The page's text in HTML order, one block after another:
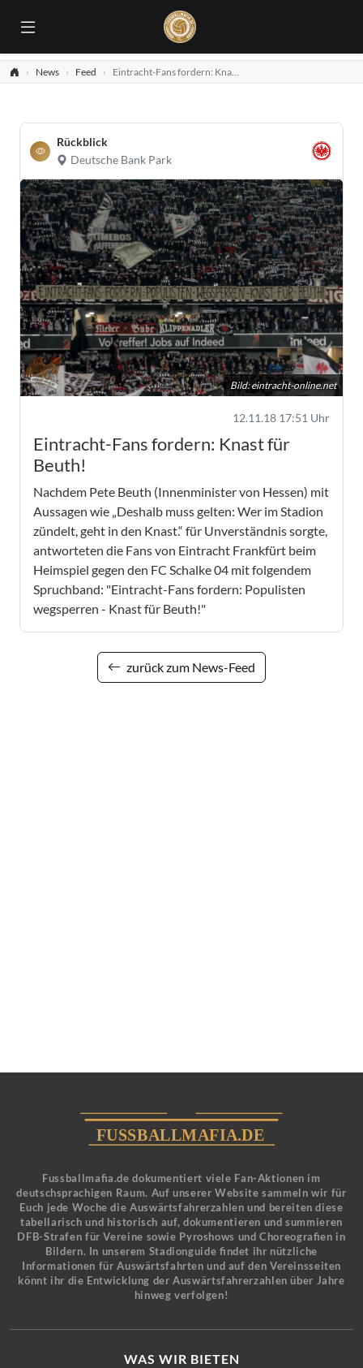
News Feed Eintracht-Fans fordern: Knast für Beuth!
Rückblick
Deutsche Bank Park
Bild:eintracht-online.net
12.11.18 17:51 Uhr
Eintracht-Fans fordern: Knast für
Beuth!
Nachdem Pete Beuth (Innenminister von Hessen) mit
Aussagen wie „Deshalb muss gelten: Wer im Stadion
zündelt, geht in den Knast.“ für Unverständnis sorgte,
antworteten die Fans von Eintracht Frankfürt beim
Heimspiel gegen den FC Schalke 04 mit folgendem
Spruchband: "Eintracht-Fans fordern: Populisten
wegsperren - Knast für Beuth!"
zurück zum News-Feed
Fussballmafia.de dokumentiert viele Fan-Aktionen im
deutschsprachigen Raum. Auf unserer Website sammeln wir für
Euch jede Woche die Auswärtsfahrerzahlen und bereiten diese
tabellarisch und historisch auf, dokumentieren und summieren
DFB-Strafen für Vereine sowie Pyroshows und Choreografien in
Bildern. In unserem Stadionguide findet ihr nützliche
Informationen für Auswärtsfahrten und auf den Vereinsseiten
könnt ihr die Entwicklung der Auswärtsfahrerzahlen über Jahre
hinweg verfolgen!
WAS WIR BIETEN